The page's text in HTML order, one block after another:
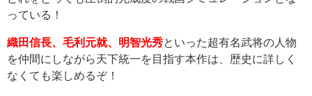
っている！
織田信長、毛利元就、明智光秀といった超有名武将の人物
を仲間にしながら天下統一を目指す本作は、歴史に詳しく
なくても楽しめるぞ！